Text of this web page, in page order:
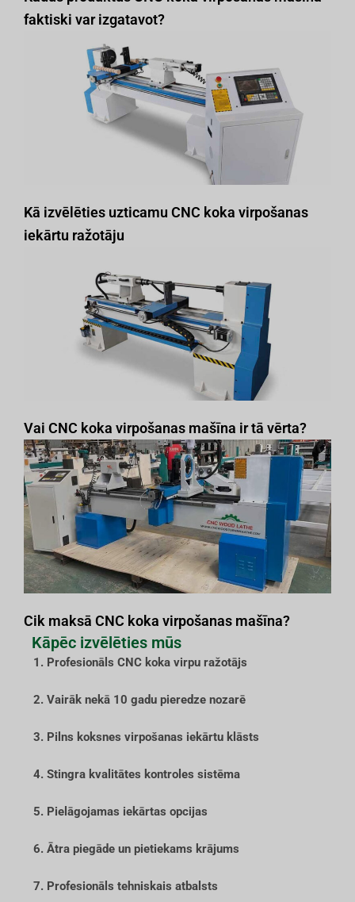
faktiski var izgatavot?
Kā izvēlēties uzticamu CNC koka virpošanas
iekārtu ražotāju
Vai CNC koka virpošanas mašīna ir tā vērta?
Cik maksā CNC koka virpošanas mašīna?
Kāpēc izvēlēties mūs
1. Profesionāls CNC koka virpu ražotājs
2. Vairāk nekā 10 gadu pieredze nozarē
3. Pilns koksnes virpošanas iekārtu klāsts
4. Stingra kvalitātes kontroles sistēma
5. Pielāgojamas iekārtas opcijas
6. Ātra piegāde un pietiekams krājums
7. Profesionāls tehniskais atbalsts